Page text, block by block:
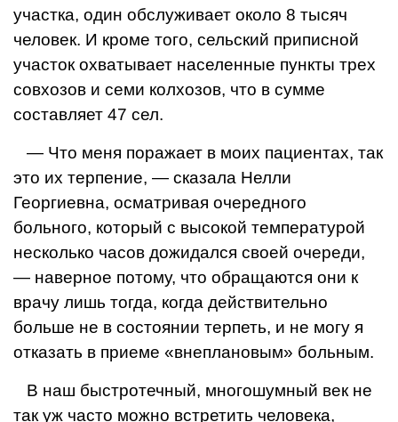
участка, один обслуживает около 8 тысяч
человек. И кроме того, сельский приписной
участок охватывает населен­ные пункты трех
совхозов и семи колхо­зов, что в сумме
составляет 47 сел.
— Что меня поражает в моих пациен­тах, так
это их терпение, — сказала Нел­ли
Георгиевна, осматривая очередного
больного, который с высокой температу­рой
несколько часов дожидался своей очереди,
— наверное потому, что обра­щаются они к
врачу лишь тогда, когда действительно
больше не в состоянии тер­петь, и не могу я
отказать в приеме «внеплановым» больным.
В наш быстротечный, многошумный век не
так уж часто можно встретить человека,